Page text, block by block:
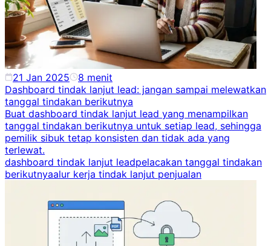
21 Jan 2025 8 menit
Dashboard tindak lanjut lead: jangan sampai melewatkan
tanggal tindakan berikutnya
Buat dashboard tindak lanjut lead yang menampilkan
tanggal tindakan berikutnya untuk setiap lead, sehingga
pemilik sibuk tetap konsisten dan tidak ada yang
terlewat.
dashboard tindak lanjut leadpelacakan tanggal tindakan
berikutnyaalur kerja tindak lanjut penjualan